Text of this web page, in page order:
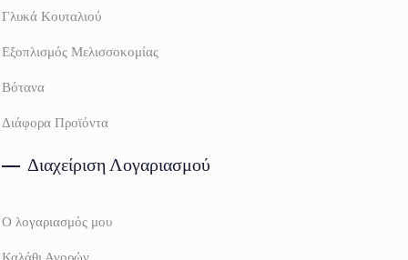
Γλυκά Κουταλιού
Εξοπλισμός Μελισσοκομίας
Βότανα
Διάφορα Προϊόντα
Διαχείριση Λογαριασμού
Ο λογαριασμός μου
Καλάθι Αγορών